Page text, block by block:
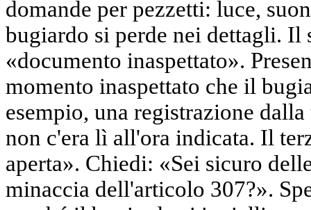
domande per pezzetti: luce,
bugiardo si perde nei dettagli. Il
«documento inaspettato».
momento inaspettato che il
esempio, una registrazione
non c'era lì all'ora indicata. Il
aperta». Chiedi: «Sei sicuro
minaccia dell'articolo 307?».